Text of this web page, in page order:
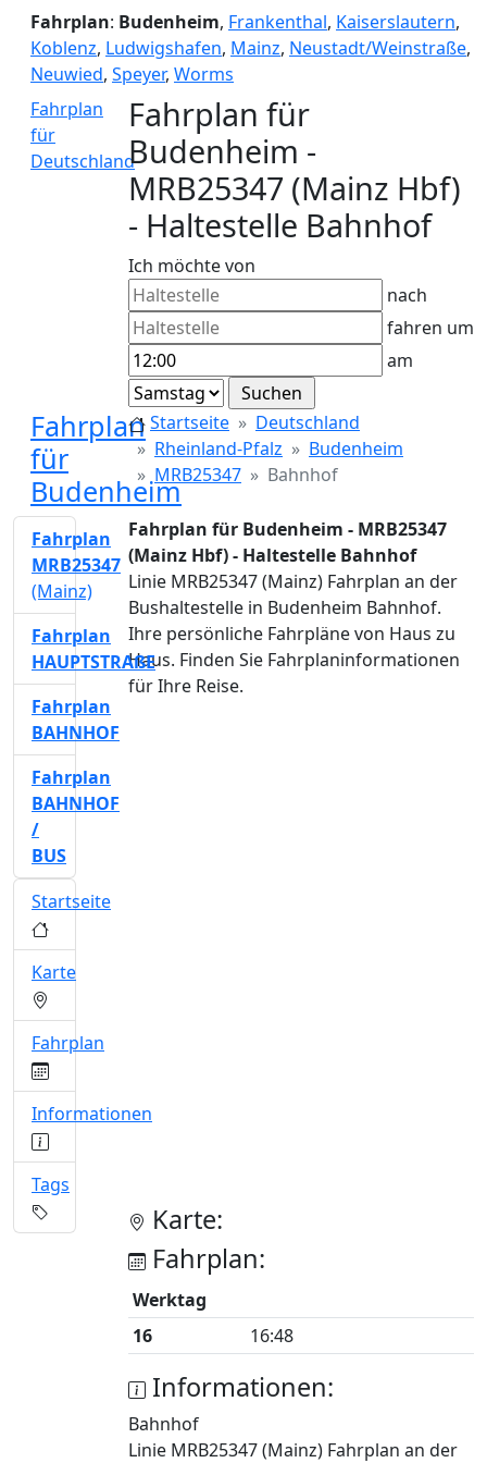
Fahrplan: Budenheim, Frankenthal, Kaiserslautern,
Koblenz, Ludwigshafen, Mainz, Neustadt/Weinstraße,
Neuwied, Speyer, Worms
Fahrplan
für
Deutschland
Fahrplan für
Budenheim -
MRB25347 (Mainz Hbf)
- Haltestelle Bahnhof
Ich möchte von
nach
fahren um
am
Fahrplan
für
Budenheim
Startseite
Deutschland
Rheinland-Pfalz
Budenheim
MRB25347
Bahnhof
Fahrplan für Budenheim - MRB25347
(Mainz Hbf) - Haltestelle Bahnhof
Linie MRB25347 (Mainz) Fahrplan an der
Bushaltestelle in Budenheim Bahnhof.
Ihre persönliche Fahrpläne von Haus zu
Haus. Finden Sie Fahrplaninformationen
für Ihre Reise.
Karte:
Fahrplan:
Werktag
16
16:48
Informationen:
Bahnhof
Linie MRB25347 (Mainz) Fahrplan an der
Fahrplan
MRB25347
(Mainz)
Fahrplan
HAUPTSTRAßE
Fahrplan
BAHNHOF
Fahrplan
BAHNHOF
/
BUS
Startseite
Karte
Fahrplan
Informationen
Tags